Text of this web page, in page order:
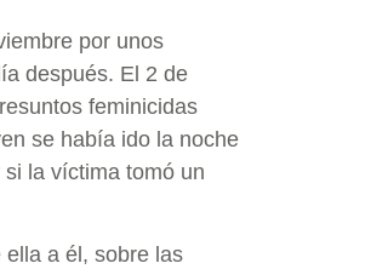
por unos
después. El 2 de
feminicidas
se había ido la noche
la víctima tomó un
ella a él, sobre las